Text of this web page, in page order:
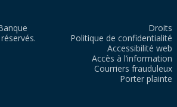
Droits
Politique de confidentialité
Accessibilité web
Accès à l’information
Courriers frauduleux
Porter plainte